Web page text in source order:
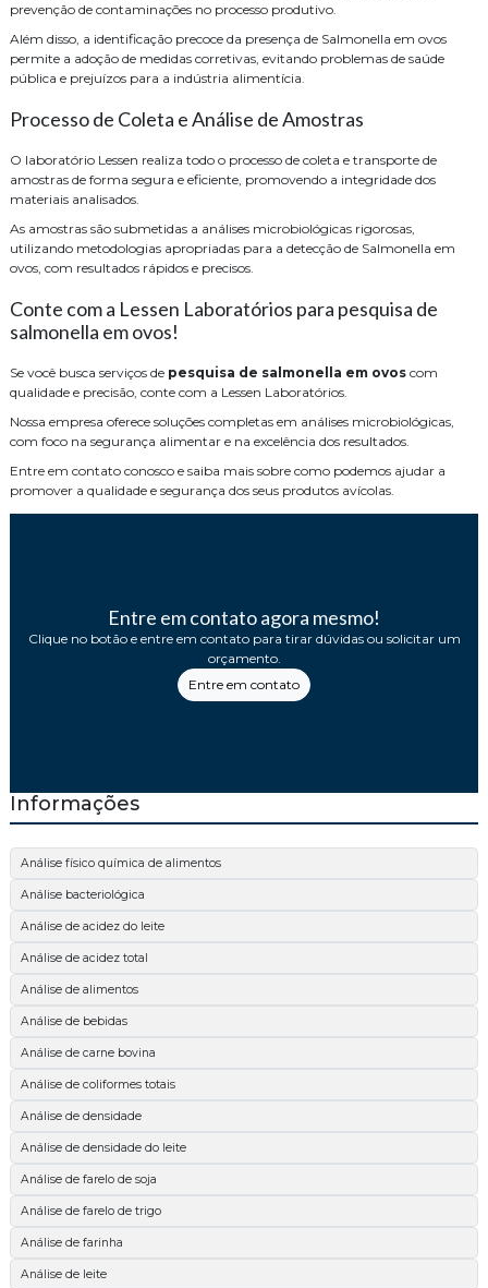
prevenção de contaminações no processo produtivo.
Além disso, a identificação precoce da presença de Salmonella em ovos
permite a adoção de medidas corretivas, evitando problemas de saúde
pública e prejuízos para a indústria alimentícia.
Processo de Coleta e Análise de Amostras
O laboratório Lessen realiza todo o processo de coleta e transporte de
amostras de forma segura e eficiente, promovendo a integridade dos
materiais analisados.
As amostras são submetidas a análises microbiológicas rigorosas,
utilizando metodologias apropriadas para a detecção de Salmonella em
ovos, com resultados rápidos e precisos.
Conte com a Lessen Laboratórios para pesquisa de
salmonella em ovos!
Se você busca serviços de pesquisa de salmonella em ovos com
qualidade e precisão, conte com a Lessen Laboratórios.
Nossa empresa oferece soluções completas em análises microbiológicas,
com foco na segurança alimentar e na excelência dos resultados.
Entre em contato conosco e saiba mais sobre como podemos ajudar a
promover a qualidade e segurança dos seus produtos avícolas.
Entre em contato agora mesmo!
Clique no botão e entre em contato para tirar dúvidas ou solicitar um
orçamento.
Entre em contato
Informações
Análise físico química de alimentos
Análise bacteriológica
Análise de acidez do leite
Análise de acidez total
Análise de alimentos
Análise de bebidas
Análise de carne bovina
Análise de coliformes totais
Análise de densidade
Análise de densidade do leite
Análise de farelo de soja
Análise de farelo de trigo
Análise de farinha
Análise de leite